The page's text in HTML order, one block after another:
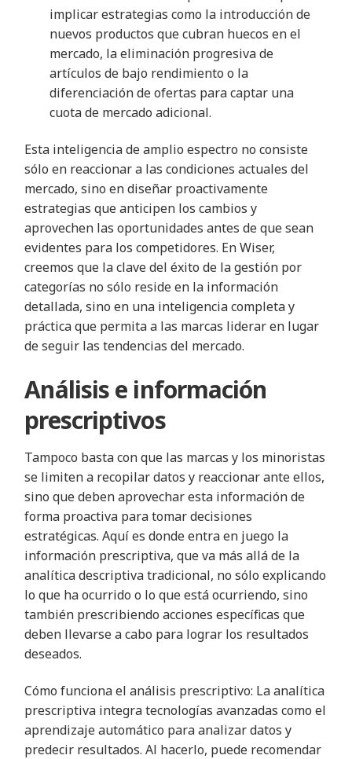
implicar estrategias como la introducción de
nuevos productos que cubran huecos en el
mercado, la eliminación progresiva de
artículos de bajo rendimiento o la
diferenciación de ofertas para captar una
cuota de mercado adicional.
Esta inteligencia de amplio espectro no consiste
sólo en reaccionar a las condiciones actuales del
mercado, sino en diseñar proactivamente
estrategias que anticipen los cambios y
aprovechen las oportunidades antes de que sean
evidentes para los competidores. En Wiser,
creemos que la clave del éxito de la gestión por
categorías no sólo reside en la información
detallada, sino en una inteligencia completa y
práctica que permita a las marcas liderar en lugar
de seguir las tendencias del mercado.
Análisis e información
prescriptivos
Tampoco basta con que las marcas y los minoristas
se limiten a recopilar datos y reaccionar ante ellos,
sino que deben aprovechar esta información de
forma proactiva para tomar decisiones
estratégicas. Aquí es donde entra en juego la
información prescriptiva, que va más allá de la
analítica descriptiva tradicional, no sólo explicando
lo que ha ocurrido o lo que está ocurriendo, sino
también prescribiendo acciones específicas que
deben llevarse a cabo para lograr los resultados
deseados.
Cómo funciona el análisis prescriptivo: La analítica
prescriptiva integra tecnologías avanzadas como el
aprendizaje automático para analizar datos y
predecir resultados. Al hacerlo, puede recomendar